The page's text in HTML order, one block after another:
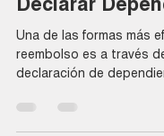
Impuestos:
Declarar
Una de las formas más
declaración de